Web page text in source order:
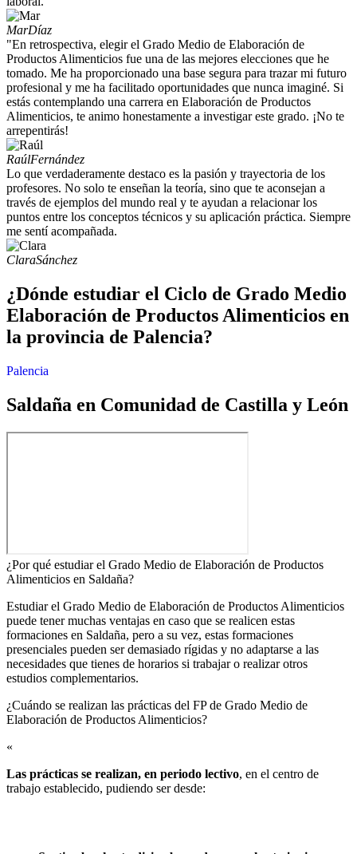
MarDíaz
"En retrospectiva, elegir el Grado Medio de Elaboración de
Productos Alimenticios fue una de las mejores elecciones que he
tomado. Me ha proporcionado una base segura para trazar mi futuro
profesional y me ha facilitado oportunidades que nunca imaginé. Si
estás contemplando una carrera en Elaboración de Productos
Alimenticios, te animo honestamente a investigar este grado. ¡No te
arrepentirás!
RaúlFernández
Lo que verdaderamente destaco es la pasión y trayectoria de los
profesores. No solo te enseñan la teoría, sino que te aconsejan a
través de ejemplos del mundo real y te ayudan a relacionar los
puntos entre los conceptos técnicos y su aplicación práctica. Siempre
me sentí acompañada.
ClaraSánchez
¿Dónde estudiar el Ciclo de Grado Medio
Elaboración de Productos Alimenticios en
la provincia de Palencia?
Palencia
Saldaña en Comunidad de Castilla y León
¿Por qué estudiar el Grado Medio de Elaboración de Productos
Alimenticios en Saldaña?
Estudiar el Grado Medio de Elaboración de Productos Alimenticios
puede tener muchas ventajas en caso que se realicen estas
formaciones en Saldaña, pero a su vez, estas formaciones
presenciales pueden ser demasiado rígidas y no adaptarse a las
necesidades que tienes de horarios si trabajar o realizar otros
estudios complementarios.
¿Cuándo se realizan las prácticas del FP de Grado Medio de
Elaboración de Productos Alimenticios?​
«
Las prácticas se realizan, en periodo lectivo, en el centro de
trabajo establecido, pudiendo ser desde: